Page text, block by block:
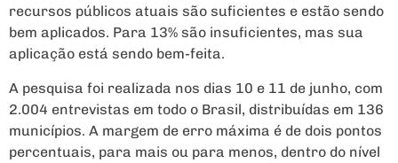
recursos públicos atuais são suficientes e estão sendo
bem aplicados. Para 13% são insuficientes, mas sua
aplicação está sendo bem-feita.
A pesquisa foi realizada nos dias 10 e 11 de junho, com
2.004 entrevistas em todo o Brasil, distribuídas em 136
municípios. A margem de erro máxima é de dois pontos
percentuais, para mais ou para menos, dentro do nível